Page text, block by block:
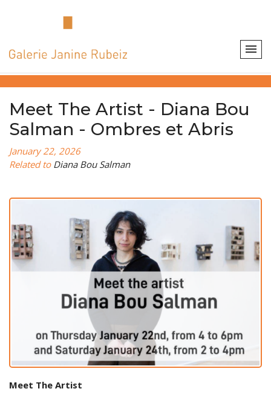
Meet The Artist - Diana Bou
Salman - Ombres et Abris
January 22, 2026
Related to Diana Bou Salman
Meet The Artist